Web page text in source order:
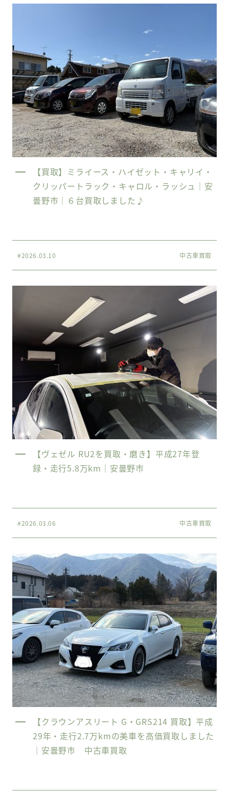
【買取】ミライース・ハイゼット・キャリイ・
クリッパートラック・キャロル・ラッシュ｜安
曇野市｜６台買取しました♪
#2026.03.10 中古車買取
【ヴェゼル RU2を買取・磨き】平成27年登
録・走行5.8万km｜安曇野市
#2026.03.06 中古車買取
【クラウンアスリート G・GRS214 買取】平成
29年・走行2.7万kmの美車を高価買取しました
｜安曇野市 中古車買取